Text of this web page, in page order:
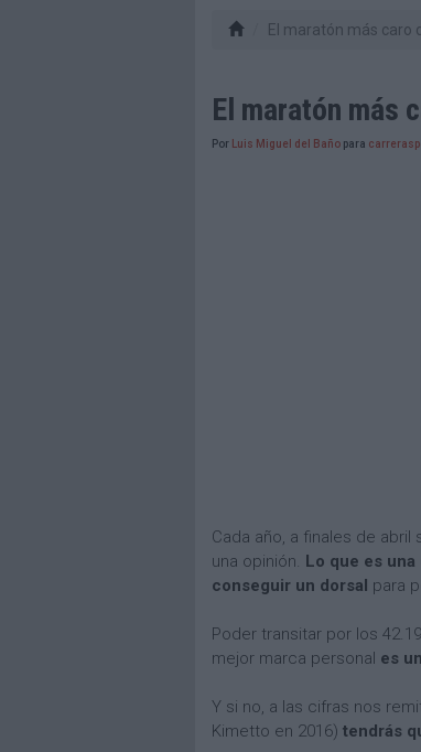
El maratón más caro
El maratón más
Por Luis Miguel del Baño para
Cada año, a finales de
una opinión. Lo que es
conseguir un dorsal para
Poder transitar por los
mejor marca personal es
Y si no, a las cifras nos
Kimetto en 2016) tendrás